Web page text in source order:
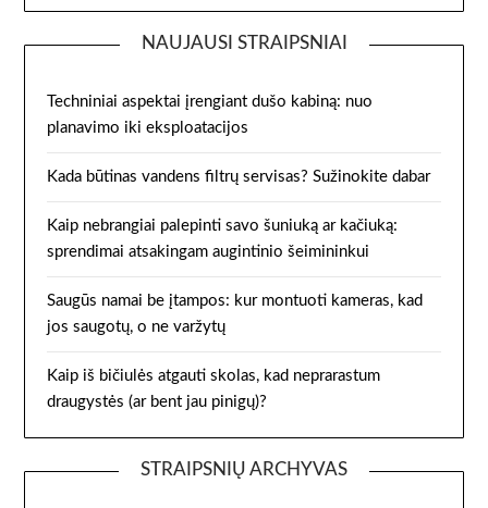
NAUJAUSI STRAIPSNIAI
Techniniai aspektai įrengiant dušo kabiną: nuo
planavimo iki eksploatacijos
Kada būtinas vandens filtrų servisas? Sužinokite dabar
Kaip nebrangiai palepinti savo šuniuką ar kačiuką:
sprendimai atsakingam augintinio šeimininkui
Saugūs namai be įtampos: kur montuoti kameras, kad
jos saugotų, o ne varžytų
Kaip iš bičiulės atgauti skolas, kad neprarastum
draugystės (ar bent jau pinigų)?
STRAIPSNIŲ ARCHYVAS